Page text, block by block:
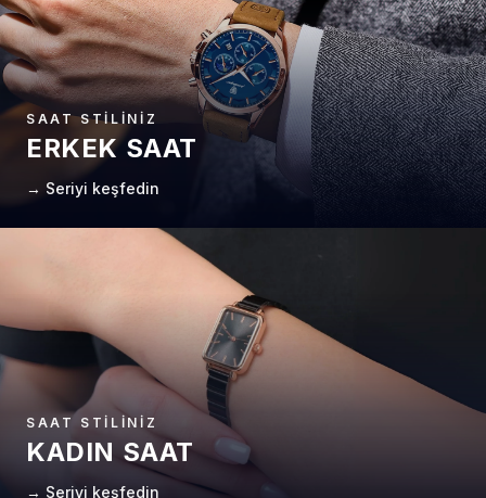
SAAT STILINIZ
ERKEK SAAT
→ Seriyi keşfedin
SAAT STILINIZ
KADIN SAAT
→ Seriyi keşfedin